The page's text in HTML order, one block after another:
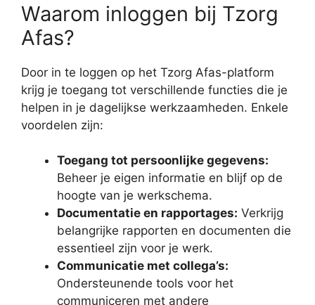
Waarom inloggen bij Tzorg
Afas?
Door in te loggen op het Tzorg Afas-platform
krijg je toegang tot verschillende functies die je
helpen in je dagelijkse werkzaamheden. Enkele
voordelen zijn:
Toegang tot persoonlijke gegevens:
Beheer je eigen informatie en blijf op de
hoogte van je werkschema.
Documentatie en rapportages: Verkrijg
belangrijke rapporten en documenten die
essentieel zijn voor je werk.
Communicatie met collega’s:
Ondersteunende tools voor het
communiceren met andere